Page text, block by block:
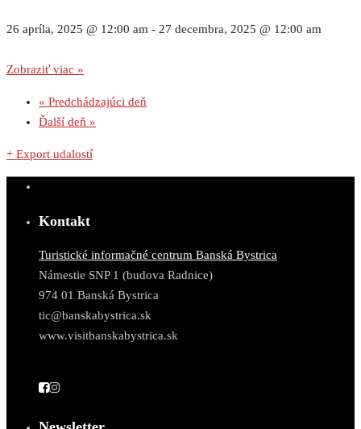
26 apríla, 2025 @ 12:00 am - 27 decembra, 2025 @ 12:00 am
Zobraziť viac »
« Predchádzajúci deň
Ďalší deň »
+ Export udalostí
Kontakt
Turistické informačné centrum Banská Bystrica
Námestie SNP 1 (budova Radnice)
974 01 Banská Bystrica
tic@banskabystrica.sk
www.visitbanskabystrica.sk